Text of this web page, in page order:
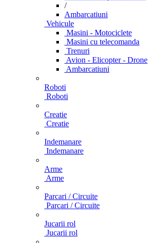
/
Ambarcatiuni
Vehicule
Masini - Motociclete
Masini cu telecomanda
Trenuri
Avion - Elicopter - Drone
Ambarcatiuni
Roboti
Roboti
Creatie
Creatie
Indemanare
Indemanare
Arme
Arme
Parcari / Circuite
Parcari / Circuite
Jucarii rol
Jucarii rol